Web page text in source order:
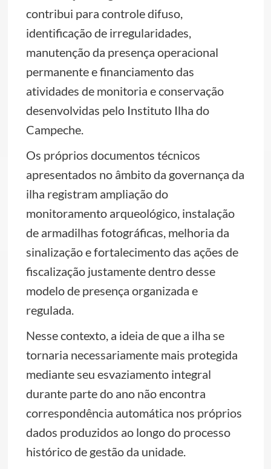
contribui para controle difuso,
identificação de irregularidades,
manutenção da presença operacional
permanente e financiamento das
atividades de monitoria e conservação
desenvolvidas pelo Instituto Ilha do
Campeche.
Os próprios documentos técnicos
apresentados no âmbito da governança da
ilha registram ampliação do
monitoramento arqueológico, instalação
de armadilhas fotográficas, melhoria da
sinalização e fortalecimento das ações de
fiscalização justamente dentro desse
modelo de presença organizada e
regulada.
Nesse contexto, a ideia de que a ilha se
tornaria necessariamente mais protegida
mediante seu esvaziamento integral
durante parte do ano não encontra
correspondência automática nos próprios
dados produzidos ao longo do processo
histórico de gestão da unidade.